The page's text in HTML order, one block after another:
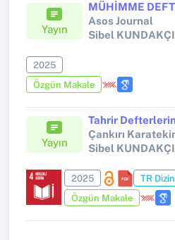
Yayın
Asos Journal
Sibel KUNDAKÇI
2025
Özgün Makale
Yayın
Sibel KUNDAKÇI
2025
TR Dizin
Özgün Makale